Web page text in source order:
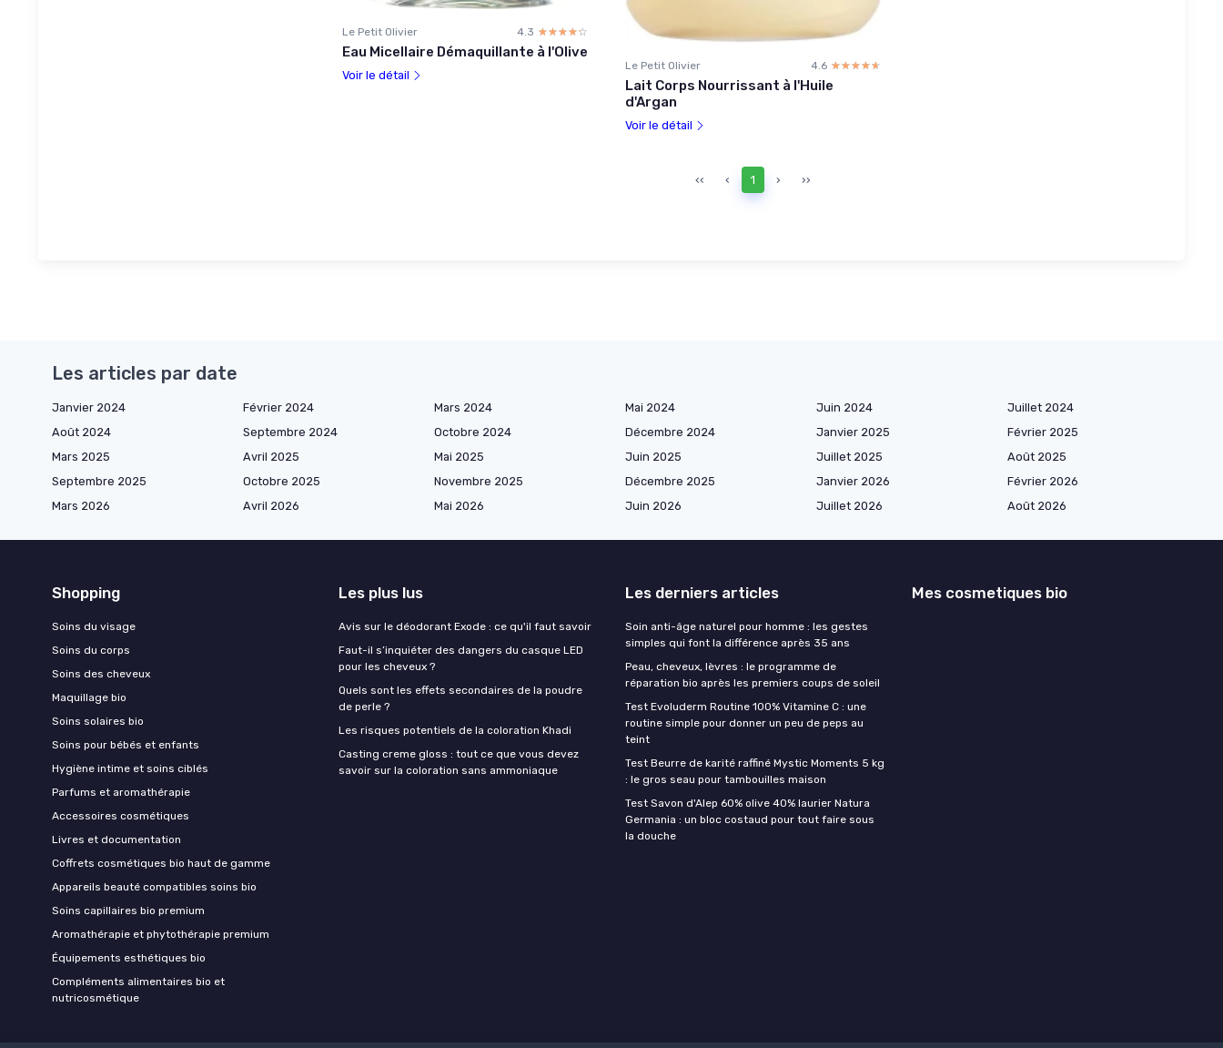
Le Petit Olivier 4.3 ☆☆☆☆☆
★★★★★
Eau Micellaire Démaquillante à l'Olive
Voir le détail
Le Petit Olivier 4.6 ☆☆☆☆☆
★★★★★
Lait Corps Nourrissant à l'Huile
d'Argan
Voir le détail
‹‹ ‹ 1 › ››
Les articles par date
Janvier 2024 Février 2024 Mars 2024 Mai 2024 Juin 2024
Juillet 2024
Août 2024
Septembre 2024 Octobre 2024 Décembre 2024 Janvier 2025
Février 2025
Mars 2025
Avril 2025 Mai 2025 Juin 2025 Juillet 2025
Août 2025
Septembre 2025
Octobre 2025 Novembre 2025 Décembre 2025 Janvier 2026
Février 2026
Mars 2026
Avril 2026 Mai 2026 Juin 2026 Juillet 2026 Août 2026
Shopping
Soins du visage
Soins du corps
Soins des cheveux
Maquillage bio
Soins solaires bio
Soins pour bébés et enfants
Hygiène intime et soins ciblés
Parfums et aromathérapie
Accessoires cosmétiques
Livres et documentation
Coffrets cosmétiques bio haut de gamme
Appareils beauté compatibles soins bio
Soins capillaires bio premium
Aromathérapie et phytothérapie premium
Équipements esthétiques bio
Compléments alimentaires bio et
nutricosmétique
Les plus lus
Avis sur le déodorant Exode : ce qu'il faut savoir
Faut-il s’inquiéter des dangers du casque LED
pour les cheveux ?
Quels sont les effets secondaires de la poudre
de perle ?
Les risques potentiels de la coloration Khadi
Casting creme gloss : tout ce que vous devez
savoir sur la coloration sans ammoniaque
Les derniers articles
Soin anti-âge naturel pour homme : les gestes
simples qui font la différence après 35 ans
Peau, cheveux, lèvres : le programme de
réparation bio après les premiers coups de soleil
Test Evoluderm Routine 100% Vitamine C : une
routine simple pour donner un peu de peps au
teint
Test Beurre de karité raffiné Mystic Moments 5 kg
: le gros seau pour tambouilles maison
Test Savon d'Alep 60% olive 40% laurier Natura
Germania : un bloc costaud pour tout faire sous
la douche
Mes cosmetiques bio